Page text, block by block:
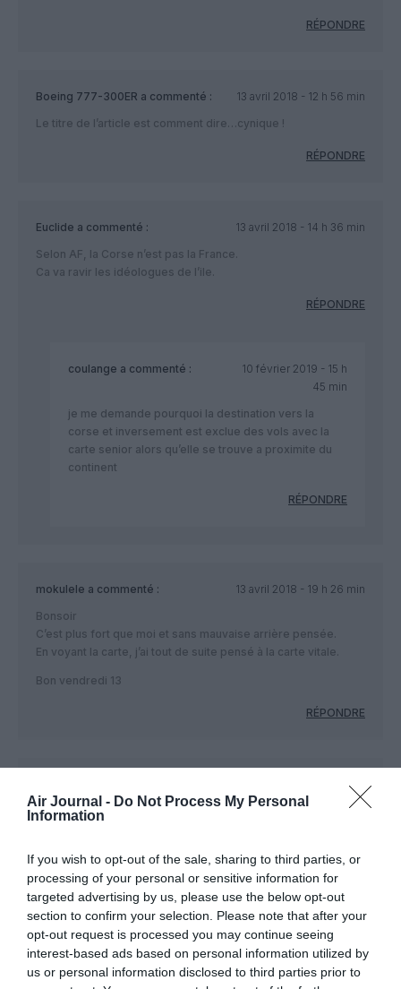
Air Journal - Do Not Process My Personal
Information
If you wish to opt-out of the sale, sharing to third parties, or
processing of your personal or sensitive information for
targeted advertising by us, please use the below opt-out
section to confirm your selection. Please note that after your
opt-out request is processed you may continue seeing
interest-based ads based on personal information utilized by
us or personal information disclosed to third parties prior to
RÉPONDRE
Boeing 777-300ER a commenté :
13 avril 2018 - 12 h 56 min
Le titre de l’article est comment dire…cynique !
RÉPONDRE
Euclide a commenté :
13 avril 2018 - 14 h 36 min
Selon AF, la Corse n’est pas la France.
Ca va ravir les idéologues de l’ile.
RÉPONDRE
coulange a commenté :
10 février 2019 - 15 h
45 min
je me demande pourquoi la destination vers la
corse et inversement est exclue des vols avec la
carte senior alors qu’elle se trouve a proximite du
continent
RÉPONDRE
mokulele a commenté :
13 avril 2018 - 19 h 26 min
Bonsoir
C’est plus fort que moi et sans mauvaise arrière pensée.
En voyant la carte, j’ai tout de suite pensé à la carte vitale.
Bon vendredi 13
RÉPONDRE
14 avril 2018 - 10 h 12 min
ALLONS BON….
mais jamais je n’oserai montrer ça pour un avantage, quel qu’il
soit.
HOP, à la trappe les séniors !
RÉPONDRE